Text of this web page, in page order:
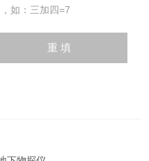
如：三加四=7